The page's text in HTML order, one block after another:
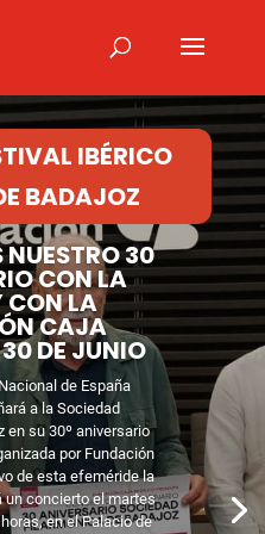
IBÉRICO
BADAJOZ
NUESTRO 30
CON LA
CON LA
CAJA
DE JUNIO
de España
a la Sociedad
en su 30º aniversario
por Fundación
de esta efeméride la
un concierto el martes
en el Palacio de